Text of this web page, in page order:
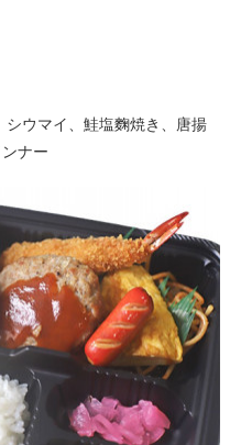
ウマイ、鮭塩麴焼き、唐揚
ナー